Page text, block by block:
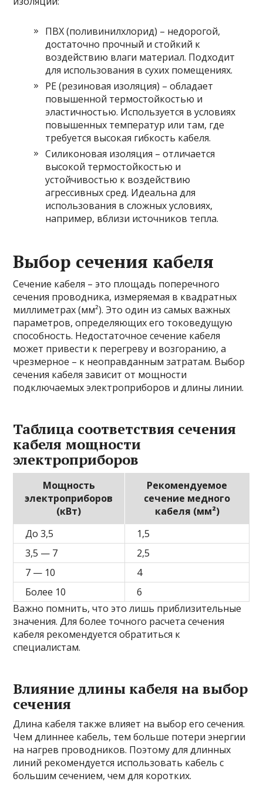
ПВХ (поливинилхлорид) – недорогой,
достаточно прочный и стойкий к
воздействию влаги материал. Подходит
для использования в сухих помещениях.
РЕ (резиновая изоляция) – обладает
повышенной термостойкостью и
эластичностью. Используется в условиях
повышенных температур или там, где
требуется высокая гибкость кабеля.
Силиконовая изоляция – отличается
высокой термостойкостью и
устойчивостью к воздействию
агрессивных сред. Идеальна для
использования в сложных условиях,
например, вблизи источников тепла.
Выбор сечения кабеля
Сечение кабеля – это площадь поперечного
сечения проводника, измеряемая в квадратных
миллиметрах (мм²). Это один из самых важных
параметров, определяющих его токоведущую
способность. Недостаточное сечение кабеля
может привести к перегреву и возгоранию, а
чрезмерное – к неоправданным затратам. Выбор
сечения кабеля зависит от мощности
подключаемых электроприборов и длины линии.
Таблица соответствия сечения
кабеля мощности
электроприборов
Мощность
электроприборов
(кВт)
Рекомендуемое
сечение медного
кабеля (мм²)
До 3,5
1,5
3,5 — 7
2,5
7 — 10
4
Более 10
6
Важно помнить, что это лишь приблизительные
значения. Для более точного расчета сечения
кабеля рекомендуется обратиться к
специалистам.
Влияние длины кабеля на выбор
сечения
Длина кабеля также влияет на выбор его сечения.
Чем длиннее кабель, тем больше потери энергии
на нагрев проводников. Поэтому для длинных
линий рекомендуется использовать кабель с
большим сечением, чем для коротких.